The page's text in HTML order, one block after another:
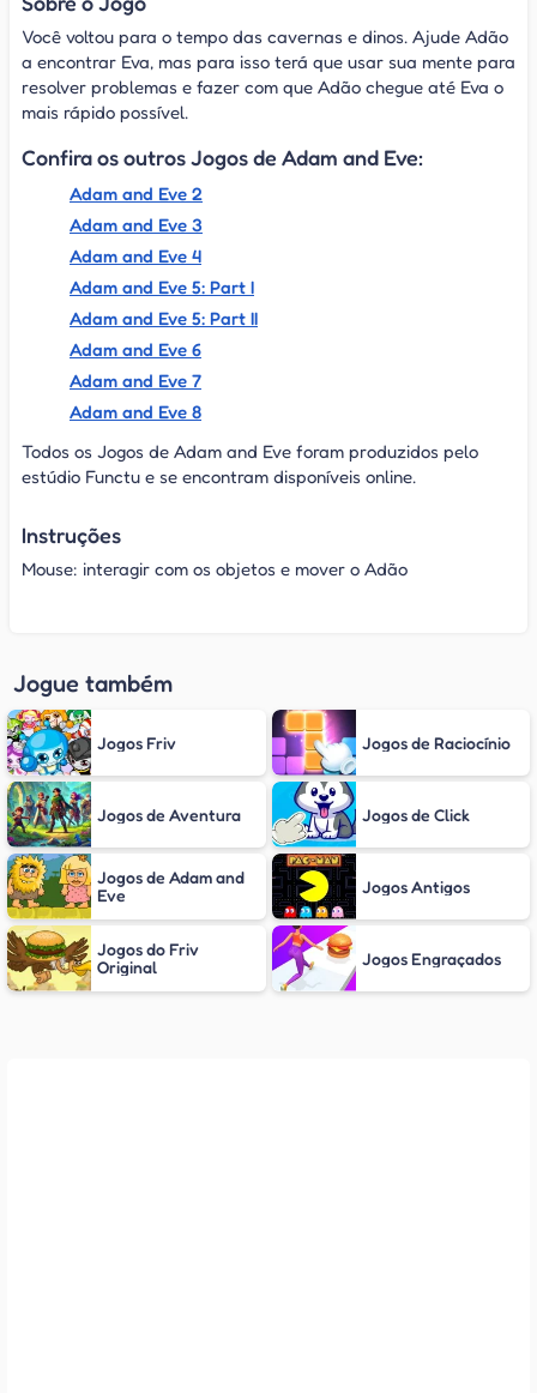
Você voltou para o tempo das cavernas e dinos. Ajude Adão
a encontrar Eva, mas para isso terá que usar sua mente para
resolver problemas e fazer com que Adão chegue até Eva o
mais rápido possível.
Confira os outros Jogos de Adam and Eve:
Adam and Eve 2
Adam and Eve 3
Adam and Eve 4
Adam and Eve 5: Part I
Adam and Eve 5: Part II
Adam and Eve 6
Adam and Eve 7
Adam and Eve 8
Todos os Jogos de Adam and Eve foram produzidos pelo
estúdio Functu e se encontram disponíveis online.
Instruções
Mouse: interagir com os objetos e mover o Adão
Jogue também
Jogos Friv Jogos de Raciocínio
Jogos de Aventura Jogos de Click
Jogos de Adam and
Eve
Jogos Antigos
Jogos do Friv
Original
Jogos Engraçados